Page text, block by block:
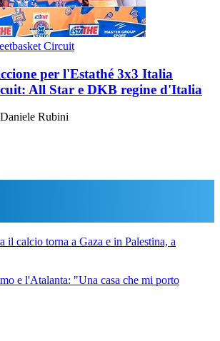
Circuit
per l'Estathé 3x3 Italia
All Star e DKB regine d'Italia
Daniele Rubini
il calcio torna a Gaza e in Palestina, a
e l'Atalanta: "Una casa che mi porto